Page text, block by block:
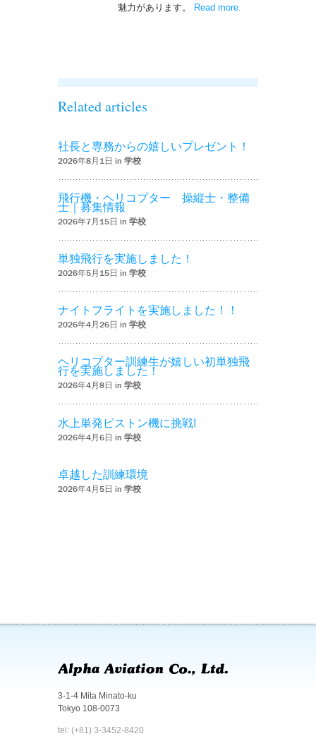
魅力があります。 Read more– ‘ナイトフライト
.
Related articles
社長と専務からの嬉しいプレゼント！
2026年8月1日 in 学校
飛行機・ヘリコプター 操縦士・整備
士｜募集情報
2026年7月15日 in 学校
単独飛行を実施しました！
2026年5月15日 in 学校
ナイトフライトを実施しました！！
2026年4月26日 in 学校
ヘリコプター訓練生が嬉しい初単独飛
行を実施しました！
2026年4月8日 in 学校
水上単発ピストン機に挑戦!
2026年4月6日 in 学校
卓越した訓練環境
2026年4月5日 in 学校
3-1-4 Mita Minato-ku
Tokyo 108-0073
tel: (+81) 3-3452-8420